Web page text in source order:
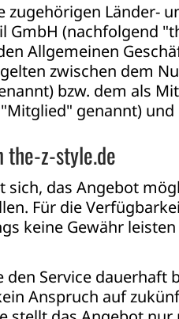
zugehörigen Länder-
GmbH (nachfolgend
Allgemeinen
zwischen dem
bzw. dem als
genannt) und
the-z-style.de
sich, das Angebot
Für die
keine Gewähr
den Service dauerhaft
Anspruch auf